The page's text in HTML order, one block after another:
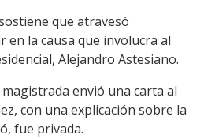
que atravesó
en la causa que involucra al
Alejandro Astesiano.
envió una carta al
con una explicación sobre la
fue privada.